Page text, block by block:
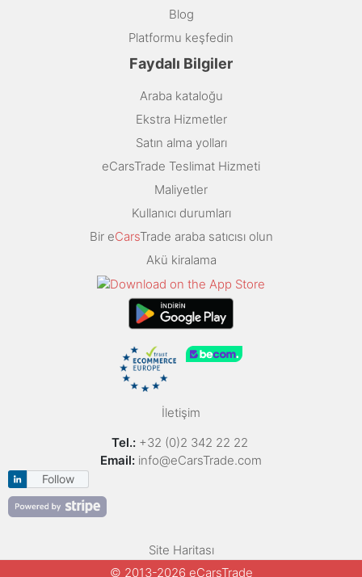
Blog
Platformu keşfedin
Faydalı Bilgiler
Araba kataloğu
Ekstra Hizmetler
Satın alma yolları
eCarsTrade Teslimat Hizmeti
Maliyetler
Kullanıcı durumları
Bir eCarsTrade araba satıcısı olun
Akü kiralama
İletişim
Tel.: +32 (0)2 342 22 22
Email: info@eCarsTrade.com
Follow
Site Haritası
© 2013-2026 eCarsTrade